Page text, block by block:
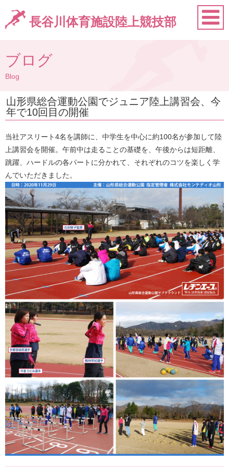
長谷川体育施設陸上競技部
ブログ
Blog
山形県総合運動公園でジュニア陸上講習会、今
年で10回目の開催
当社アスリート4名を講師に、中学生を中心に約100名が参加して陸
上講習会を開催。午前中は走ることの基礎を、午後からは短距離、
跳躍、ハードルの各パートに分かれて、それぞれのコツを楽しく学
んでいただきました。